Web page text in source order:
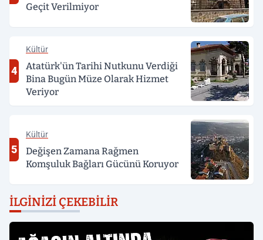
Geçit Verilmiyor
4
Kültür
Atatürk'ün Tarihi Nutkunu Verdiği
Bina Bugün Müze Olarak Hizmet
Veriyor
5
Kültür
Değişen Zamana Rağmen
Komşuluk Bağları Gücünü Koruyor
İLGINIZI ÇEKEBILIR